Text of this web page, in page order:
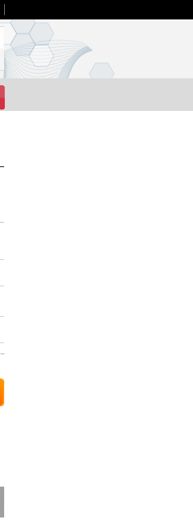
買い物かご